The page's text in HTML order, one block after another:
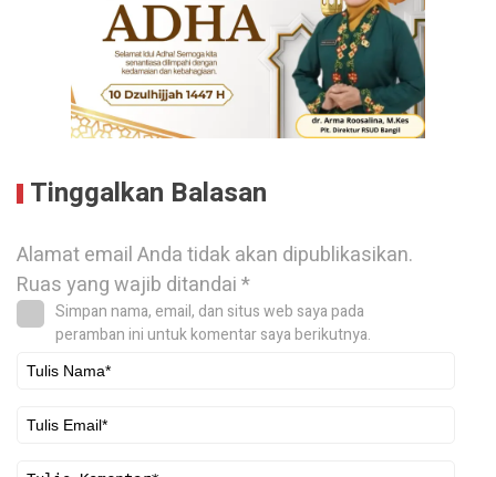
Tinggalkan Balasan
Alamat email Anda tidak akan dipublikasikan.
Ruas yang wajib ditandai*
Simpan nama, email, dan situs web saya pada
peramban ini untuk komentar saya berikutnya.